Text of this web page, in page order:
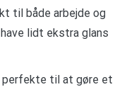
til både arbejde og
lidt ekstra glans
perfekte til at gøre et